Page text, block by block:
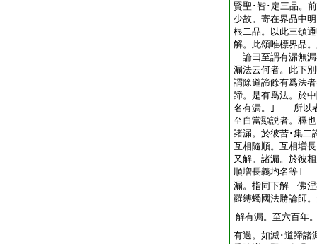
賢聖･智･定三品。
少故。寄在界品中
根二品。以此三頌
解。此頌唯標界品
論曰至謂有漏無
漏法云何者。此下
謂除道諦餘有爲法
諦。是有爲法。於
名有漏。｣ 所以
至自當顯説者。釋
諸漏。於彼苦･集二
互相隨順。互相増
又解。諸漏。於彼
順増長義均名等｣
漏。指同下解 佛涅
羅縛蠋國法勝論師
解有漏。至六百年
有過。如滅･道諦諸